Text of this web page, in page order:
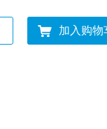
加入购物